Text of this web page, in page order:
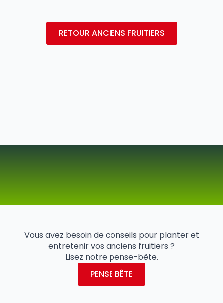
RETOUR ANCIENS FRUITIERS
Vous avez besoin de conseils pour planter et
entretenir vos anciens fruitiers ?
Lisez notre pense-bête.
PENSE BÊTE